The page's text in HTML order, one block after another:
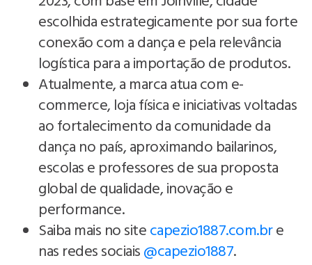
escolhida estrategicamente por sua forte
conexão com a dança e pela relevância
logística para a importação de produtos.
Atualmente, a marca atua com e-
commerce, loja física e iniciativas voltadas
ao fortalecimento da comunidade da
dança no país, aproximando bailarinos,
escolas e professores de sua proposta
global de qualidade, inovação e
performance.
Saiba mais no sitecapezio1887.com.bre
nas redes sociais@‌capezio1887.